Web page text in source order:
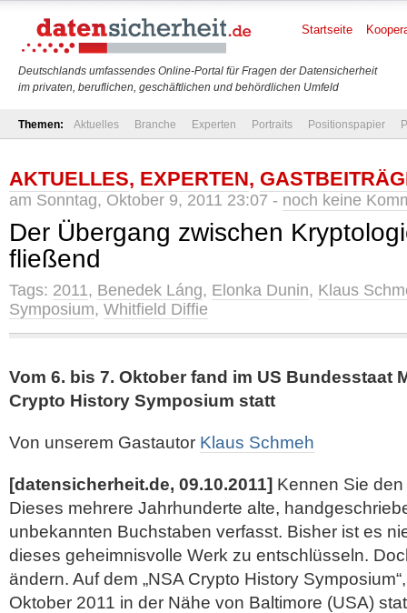
Deutschlands umfassendes Online-Portal für Fragen der Datensicherheit
im privaten, beruflichen, geschäftlichen und behördlichen Umfeld
Startseite
Themen: Aktuelles Branche Experten Portraits Positionspapier
AKTUELLES, EXPERTEN,
am Sonntag, Oktober 9, 2011 23:07 - noch keine
Der Übergang zwischen
fließend
Tags: 2011, Benedek Láng, Elonka Dunin, Klaus
Symposium, Whitfield Diffie
Vom 6. bis 7. Oktober fand im US Bundesstaat
Crypto History Symposium statt
Von unserem Gastautor Klaus Schmeh
[datensicherheit.de, 09.10.2011] Kennen Sie den
Dieses mehrere Jahrhunderte alte,
unbekannten Buchstaben verfasst. Bisher ist es
dieses geheimnisvolle Werk zu entschlüsseln.
ändern. Auf dem „NSA Crypto History
Oktober 2011 in der Nähe von Baltimore (USA)